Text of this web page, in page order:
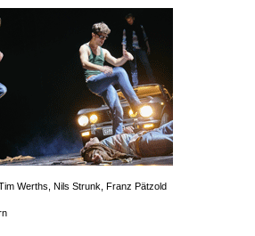
Werths, Nils Strunk, Franz Pätzold